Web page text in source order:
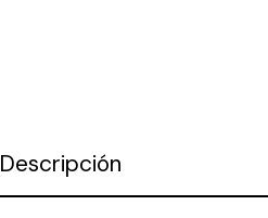
Descripción